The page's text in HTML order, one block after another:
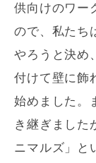
供向けのワー
ので、私たち
やろうと決め
付けて壁に飾
始めました。
き継ぎました
ニマルズ」と